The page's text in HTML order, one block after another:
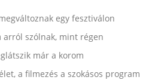
egy fesztiválon
szólnak, mint régen
már a korom
a filmezés a szokásos program